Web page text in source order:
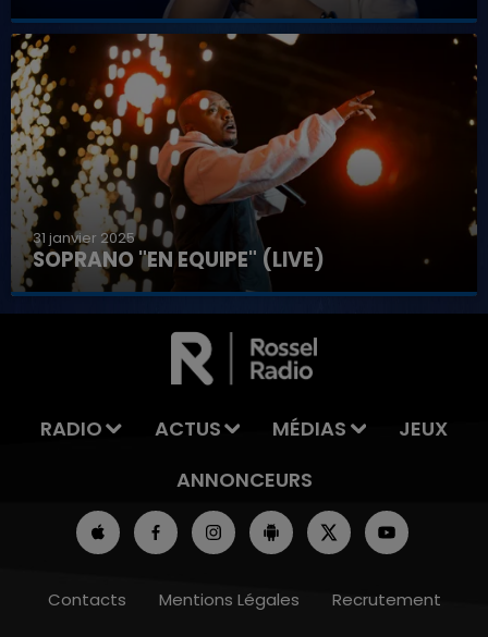
LA TEAM DE L'ÉTÉ
31 janvier 2025
SOPRANO "EN EQUIPE" (LIVE)
RADIO ACTUS MÉDIAS
JEUX
ANNONCEURS
Contacts Mentions Légales
Recrutement